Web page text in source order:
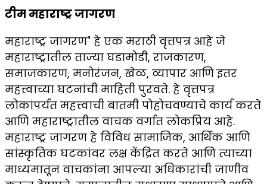
टीम महाराष्ट्र जागरण
महाराष्ट्र जागरण" हे एक मराठी वृत्तपत्र आहे जे
महाराष्ट्रातील ताज्या घडामोडी, राजकारण,
समाजकारण, मनोरंजन, खेळ, व्यापार आणि इतर
महत्त्वाच्या घटनांची माहिती पुरवते. हे वृत्तपत्र
लोकांपर्यंत महत्त्वाची बातमी पोहोचवण्याचे कार्य करते
आणि महाराष्ट्रातील वाचक वर्गात लोकप्रिय आहे.
महाराष्ट्र जागरण हे विविध सामाजिक, आर्थिक आणि
सांस्कृतिक घटकांवर लक्ष केंद्रित करते आणि त्याच्या
माध्यमातून वाचकांना आपल्या अधिकारांची जाणीव